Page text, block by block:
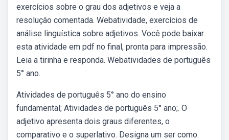
exercícios sobre o grau dos adjetivos e veja a
resolução comentada. Webatividade, exercícios de
análise linguística sobre adjetivos. Você pode baixar
esta atividade em pdf no final, pronta para impressão.
Leia a tirinha e responda. Webatividades de português
5° ano.
Atividades de português 5° ano do ensino
fundamental; Atividades de português 5° ano;. O
adjetivo apresenta dois graus diferentes, o
comparativo e o superlativo. Designa um ser como.